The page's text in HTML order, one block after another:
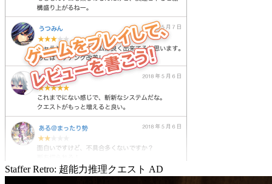
Staffer Retro: 超能力推理クエスト AD